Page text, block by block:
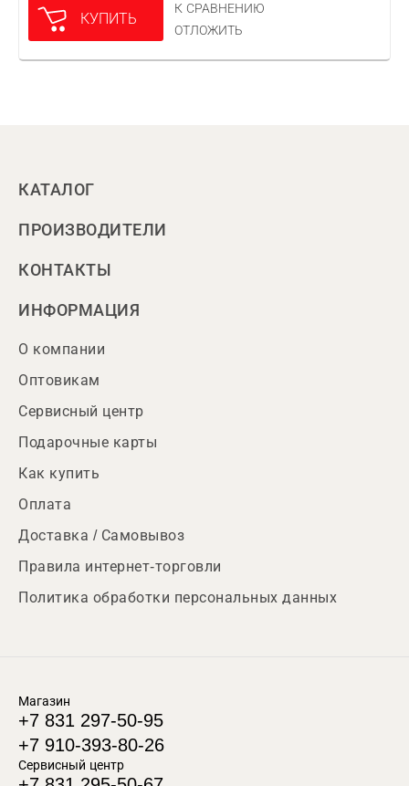
КУПИТЬ
К СРАВНЕНИЮ
ОТЛОЖИТЬ
КАТАЛОГ
ПРОИЗВОДИТЕЛИ
КОНТАКТЫ
ИНФОРМАЦИЯ
О компании
Оптовикам
Сервисный центр
Подарочные карты
Как купить
Оплата
Доставка / Самовывоз
Правила интернет-торговли
Политика обработки персональных данных
Магазин
+7 831 297-50-95
+7 910-393-80-26
Сервисный центр